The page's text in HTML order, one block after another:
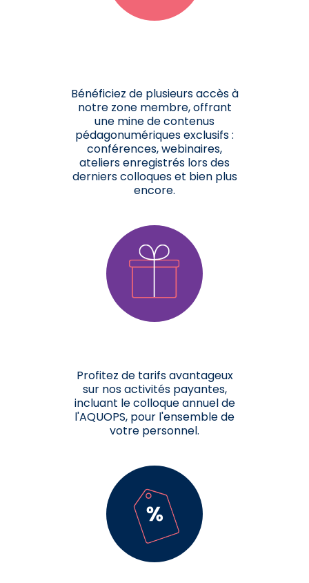
Bénéficiez de plusieurs accès à
notre zone membre, offrant
une mine de contenus
pédagonumériques exclusifs :
conférences, webinaires,
ateliers enregistrés lors des
derniers colloques et bien plus
encore.
Profitez de tarifs avantageux
sur nos activités payantes,
incluant le colloque annuel de
l'AQUOPS, pour l'ensemble de
votre personnel.